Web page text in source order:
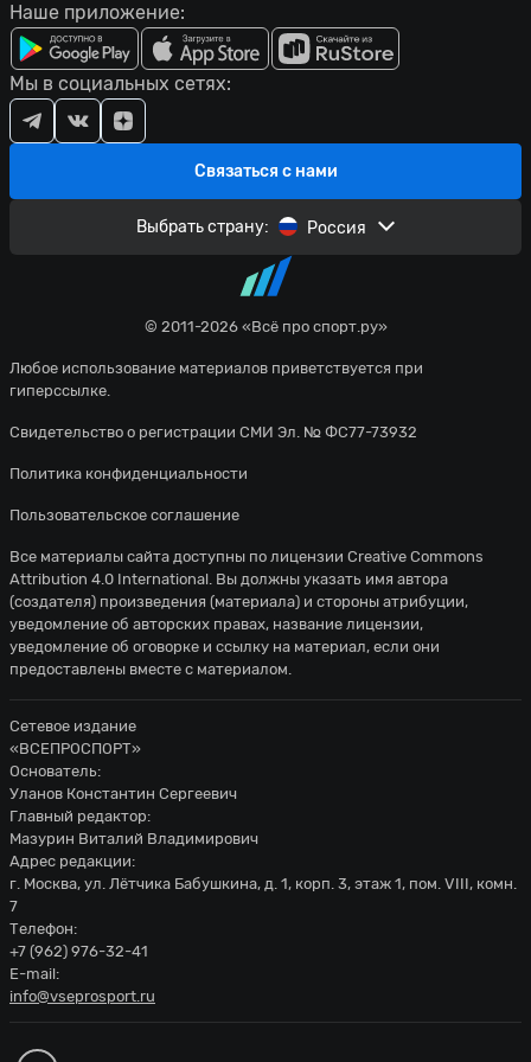
46'
своей половине поля
47'
Ювентус совершает вбрасывание на
своей половине поля
Ювентус совершает вбрасывание на
своей половине поля
заходит слишком далеко, он валит
Душан Влахович.
48'
перехватывает навес, направленный
48'
правого углового, но неудачно - мяч
уходит за предел поля.
49'
Альберто Палеари из команды Торино
перехватывает навес, направленный
в сторону штрафной.
49'
Ювентус начинает контратаку
49'
штрафной, но Альберто Палеари
держит все под контролем
50'
Жереми Бога навешивает с левого
углового, но неудачно - мяч уходит за
предел поля.
50'
Удар от ворот произведет Торино
50'
Ювентус: 65%.
51'
Торино совершает вбрасывание на
© 2011-2026 «Всё про спорт.ру»
Любое использование материалов приветствуется при
гиперссылке.
Свидетельство о регистрации СМИ Эл. № ФС77-73932
Политика конфиденциальности
Пользовательское соглашение
Наше приложение:
Связаться с нами
Мы в социальных сетях:
Выбрать страну: Россия
Все материалы сайта доступны по лицензии Creative Commons
Attribution 4.0 International . Вы должны указать имя автора
(создателя) произведения (материала) и стороны атрибуции,
уведомление об авторских правах, название лицензии,
уведомление об оговорке и ссылку на материал, если они
предоставлены вместе с материалом.
Сетевое издание
«ВСЕПРОСПОРТ»
Основатель:
Уланов Константин Сергеевич
Главный редактор:
Мазурин Виталий Владимирович
Адрес редакции:
г. Москва, ул. Лётчика Бабушкина, д. 1, корп. 3, этаж 1, пом. VIII, комн.
7
Телефон:
+7 (962) 976-32-41
E-mail:
info@vseprosport.ru